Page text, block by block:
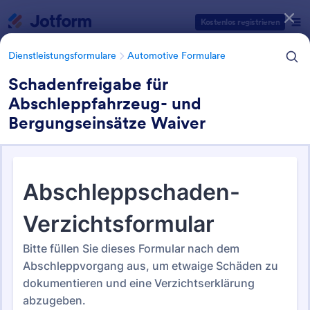
Kostenlos registrieren
Dienstleistungsformulare Automotive Formulare
Schadenfreigabe für
Abschleppfahrzeug- und
Bergungseinsätze Waiver
Dienstleistungsformulare Automotive Formulare
Automotive Formulare
61 Vorlagen
Formularvorlagen Kategorien